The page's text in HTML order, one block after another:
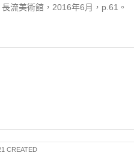
流美術館，2016年6月，p.61。
CREATED